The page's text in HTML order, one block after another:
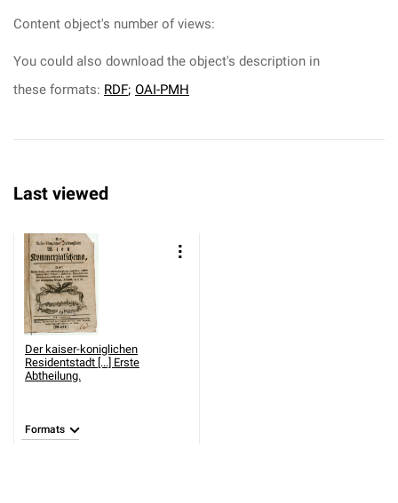
Content object's number of views:
You could also download the object's description in
these formats: RDF; OAI-PMH
Last viewed
Der kaiser-koniglichen
Residentstadt [...] Erste
Abtheilung.
Formats